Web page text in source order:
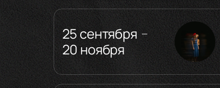
25 сентября —
20 ноября